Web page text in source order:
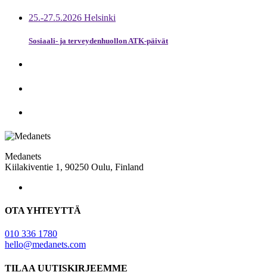
25.-27.5.2026 Helsinki
Sosiaali- ja terveydenhuollon ATK-päivät
Medanets
Kiilakiventie 1, 90250 Oulu, Finland
OTA YHTEYTTÄ
010 336 1780
hello@medanets.com
TILAA UUTISKIRJEEMME